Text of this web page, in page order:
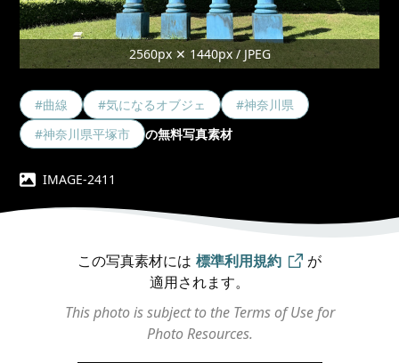
2560px ✕ 1440px / JPEG
#曲線 #気になるオブジェ
#神奈川県
#神奈川県平塚市
の無料写真素材
IMAGE-2411
この写真素材には 標準利用規約
が
適用されます。
This photo is subject to the Terms of Use for
Photo Resources.